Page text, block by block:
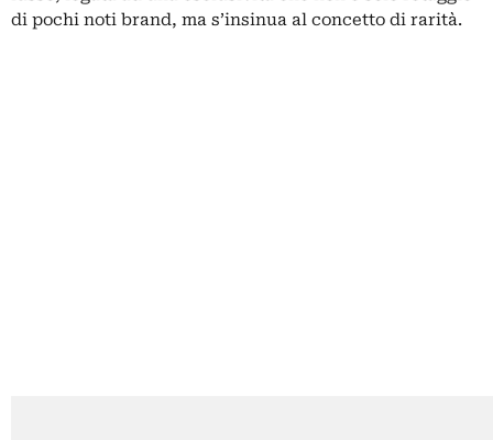
di pochi noti brand, ma s’insinua al concetto di rarità.